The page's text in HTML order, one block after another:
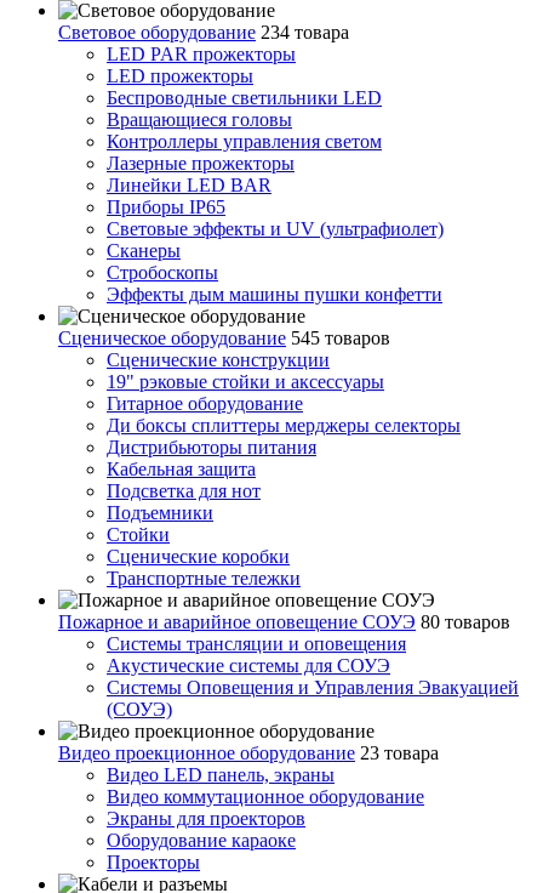
Световое оборудование 234 товара
LED PAR прожекторы
LED прожекторы
Беспроводные светильники LED
Вращающиеся головы
Контроллеры управления светом
Лазерные прожекторы
Линейки LED BAR
Приборы IP65
Световые эффекты и UV (ультрафиолет)
Сканеры
Стробоскопы
Эффекты дым машины пушки конфетти
Сценическое оборудование 545 товаров
Сценические конструкции
19" рэковые стойки и аксесcуары
Гитарное оборудование
Ди боксы сплиттеры мерджеры селекторы
Дистрибьюторы питания
Кабельная защита
Подсветка для нот
Подъемники
Стойки
Сценические коробки
Транспортные тележки
Пожарное и аварийное оповещение СОУЭ 80 товаров
Cистемы трансляции и оповещения
Акустические системы для СОУЭ
Системы Оповещения и Управления Эвакуацией
(СОУЭ)
Видео проекционное оборудование 23 товара
Видео LED панель, экраны
Видео коммутационное оборудование
Экраны для проекторов
Оборудование караоке
Проекторы